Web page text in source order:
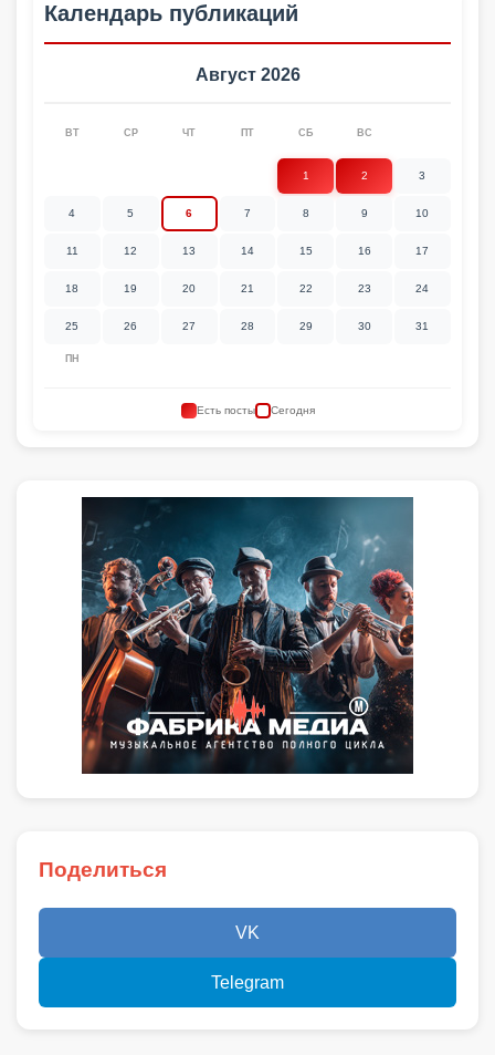
Календарь публикаций
Август 2026
ПН
ВТ СР ЧТ ПТ СБ ВС
1 2 3
4 5 6 7 8 9 10
11 12 13 14 15 16 17
18 19 20 21 22 23 24
25 26 27 28 29 30 31
Есть посты Сегодня
Поделиться
VK
Telegram